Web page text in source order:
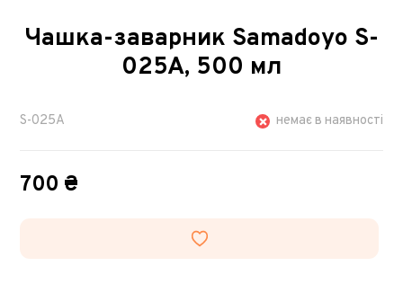
Чашка-заварник Samadoyo S-
025A, 500 мл
S-025A немає в наявності
700 ₴